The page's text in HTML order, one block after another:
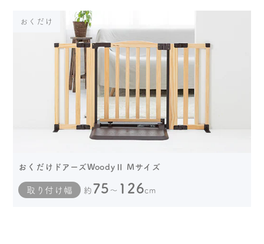
おくだけ
おくだけドアーズWoodyⅡ Mサイズ
取り付け幅 約 75 ～ 126cm